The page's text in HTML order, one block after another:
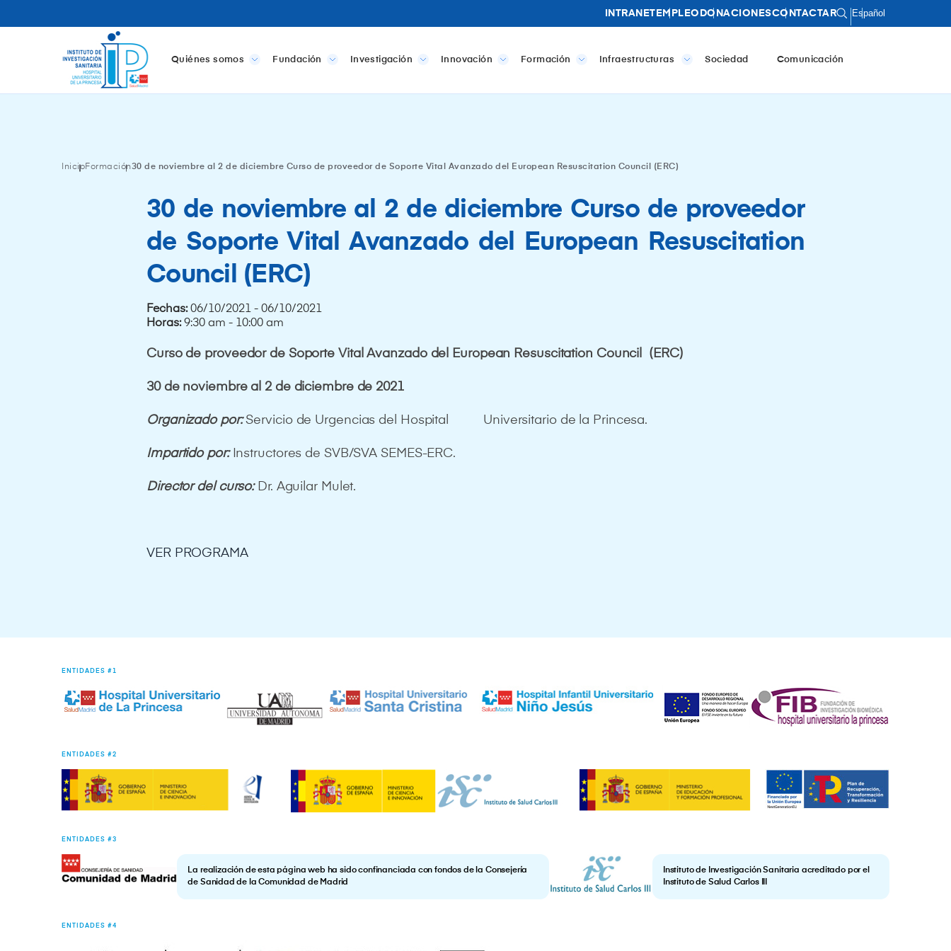
INTRANET EMPLEO DONACIONESCONTACTAR Español
Quiénes somos Fundación Investigación Innovación Formación Infraestructuras Sociedad Comunicación
InicioFormación30 de noviembre al 2 de diciembre Curso de proveedor de Soporte Vital Avanzado del European Resuscitation Council (ERC)
30 de noviembre al 2 de diciembre Curso de proveedor
de Soporte Vital Avanzado del European Resuscitation
Council (ERC)
Fechas:06/10/2021 - 06/10/2021
Horas:9:30 am - 10:00 am
Curso de proveedor de Soporte Vital Avanzado del European Resuscitation Council (ERC)
30 de noviembre al 2 de diciembre de 2021
Organizado por:Servicio de Urgencias del Hospital Universitario de la Princesa.
Impartido por: Instructores de SVB/SVA SEMES-ERC.
Director del curso: Dr. Aguilar Mulet.
VER PROGRAMA
ENTIDADES #1
ENTIDADES #2
ENTIDADES #3
La realización de esta página web ha sido confinanciada con fondos de la Consejería
de Sanidad de la Comunidad de Madrid
Instituto de Investigación Sanitaria acreditado por el
Instituto de Salud Carlos III
ENTIDADES #4